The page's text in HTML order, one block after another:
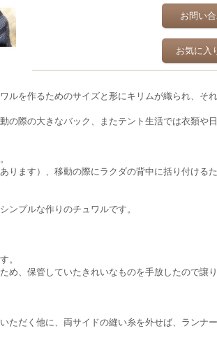
お問い
お気に入
ルを作るためのサイズと形にキリムが織られ、そ
の際の大きなバック、またテント生活では衣類や
ります）、移動の際にラクダの背中に括り付ける
ンプルな作りのチュワルです。
。
め、保管していたきれいなものを手放したので譲
ただく他に、両サイドの縫い糸を外せば、ランナ